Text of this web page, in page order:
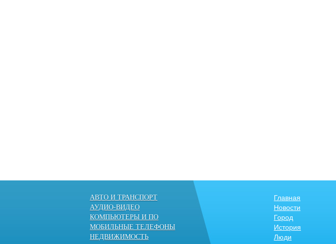
АВТО И ТРАНСПОРТ
АУДИО-ВИДЕО
КОМПЬЮТЕРЫ И ПО
МОБИЛЬНЫЕ ТЕЛЕФОНЫ
НЕДВИЖИМОСТЬ
Главная
Новости
Город
История
Люди